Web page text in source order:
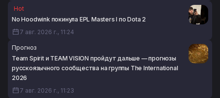
Hot
No Hoodwink покинула EPL Masters I по Dota 2
7 авг. 2026 г., 11:24
Прогноз
Team Spirit и TEAM VISION пройдут дальше — прогнозы
русскоязычного сообщества на группы The International
2026
7 авг. 2026 г., 11:23